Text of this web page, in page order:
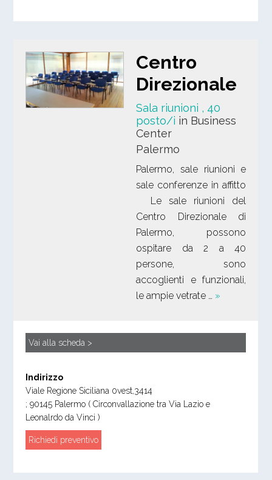
Centro
Direzionale
Sala riunioni , 40
posto/i in Business
Center
Palermo
Palermo, sale riunioni e
sale conferenze in affitto
Le sale riunioni del
Centro Direzionale di
Palermo, possono
ospitare da 2 a 40
persone, sono
accoglienti e funzionali,
le ampie vetrate … »
Vai alla scheda >
Indirizzo
Viale Regione Siciliana 0vest,3414
;90145 Palermo ( Circonvallazione tra Via Lazio e
Leonalrdo da Vinci )
Richiedi preventivo